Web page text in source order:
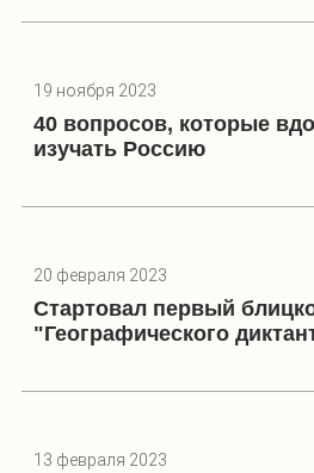
19 ноября 2023
40 вопросов, которые
изучать Россию
20 февраля 2023
Стартовал первый
"Географического
13 февраля 2023